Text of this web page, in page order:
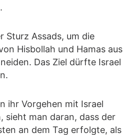
Sturz Assads, um die
Hisbollah und Hamas aus
Das Ziel dürfte Israel
ihr Vorgehen mit Israel
sieht man daran, dass der
an dem Tag erfolgte, als